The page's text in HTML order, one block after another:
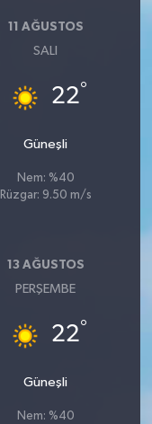
11 AĞUSTOS
SALI
22°
Güneşli
Nem: %40
Rüzgar: 9.50 m/s
13 AĞUSTOS
PERŞEMBE
22°
Güneşli
Nem: %40